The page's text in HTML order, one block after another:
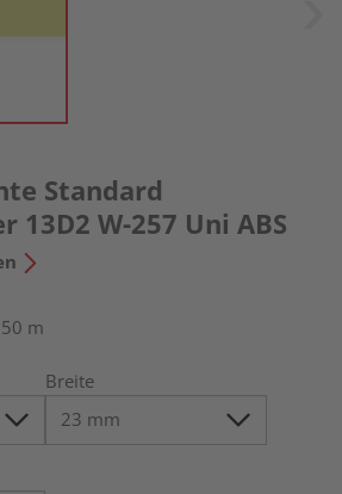
Standard
W-257 Uni ABS
m
Breite